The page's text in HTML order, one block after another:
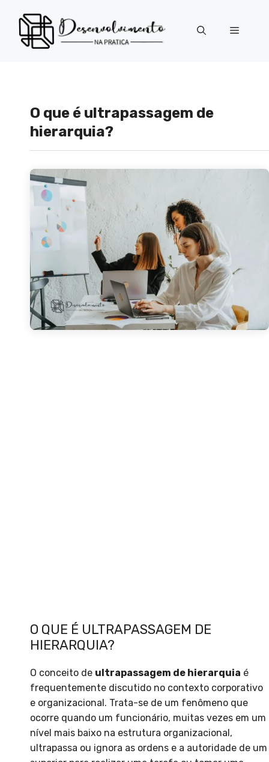
para
conteúdo
Menu
O que é ultrapassagem de
hierarquia?
O QUE É ULTRAPASSAGEM DE
HIERARQUIA?
O conceito de ultrapassagem de hierarquia é
frequentemente discutido no contexto corporativo
e organizacional. Trata-se de um fenômeno que
ocorre quando um funcionário, muitas vezes em um
nível mais baixo na estrutura organizacional,
ultrapassa ou ignora as ordens e a autoridade de um